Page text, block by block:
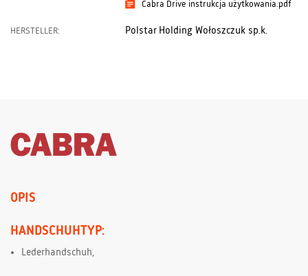
Cabra Drive instrukcja użytkowania.pdf
HERSTELLER: Polstar Holding Wołoszczuk sp.k.
OPIS
HANDSCHUHTYP:
Lederhandschuh,